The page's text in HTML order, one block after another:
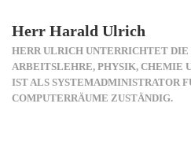
Herr Harald Ulrich
HERR ULRICH UNTERRICHTET DIE
ARBEITSLEHRE, PHYSIK, CHEMIE
IST ALS SYSTEMADMINISTRATOR
COMPUTERRÄUME ZUSTÄNDIG.